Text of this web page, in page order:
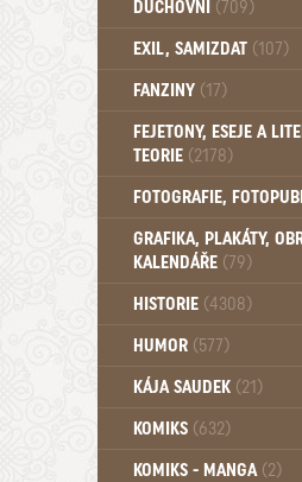
DUCHOVNÍ (709)
Okultismus (110)
EXIL, SAMIZDAT (107)
FANZINY (17)
FEJETONY, ESEJE A
TEORIE (2178)
Citáty, aforismy, snáře,
FOTOGRAFIE,
GRAFIKA, PLAKÁTY,
KALENDÁŘE (79)
HISTORIE (4308)
Mytologie, Mýty, Báje,
HUMOR (577)
KÁJA SAUDEK (21)
KOMIKS (632)
Komiks - Čtyřlístek (234)
KOMIKS - MANGA (2)